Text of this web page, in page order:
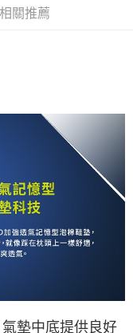
灣大直營門市／銀行轉
項蒐集、處理及利用，
核對及更正。
userRule
相關推薦
墊中底提供良好